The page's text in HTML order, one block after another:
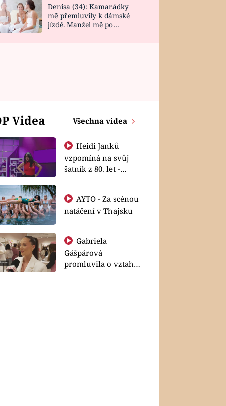
Denisa (34): Kamarádky
mě přemluvily k dámské
jízdě. Manžel mě po
Videa Všechna videa
Heidi Janků
vzpomíná na svůj
šatník z 80. let -
natáčení v Thajsku
Gabriela
Gášpárová
promluvila o vztahu